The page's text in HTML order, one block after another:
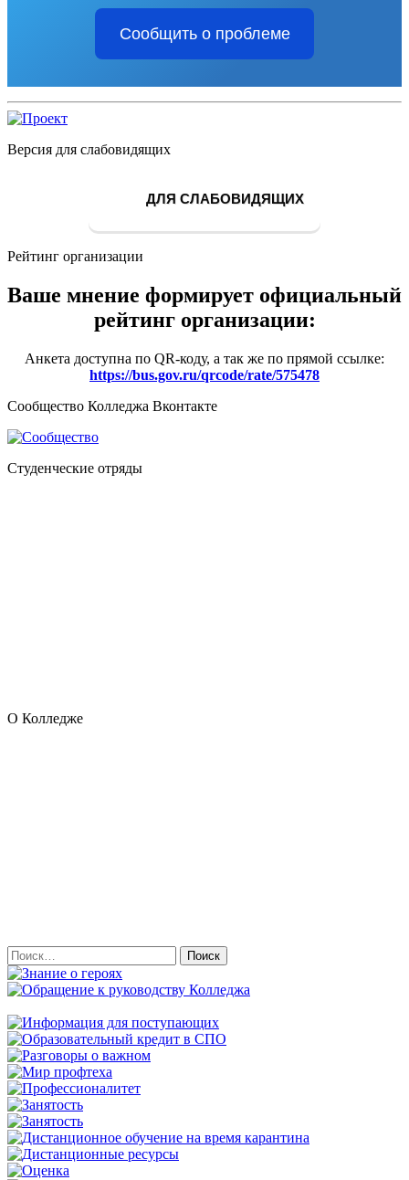
Сообщить о проблеме
Версия для слабовидящих
ДЛЯ СЛАБОВИДЯЩИХ
Рейтинг организации
Ваше мнение формирует официальный
рейтинг организации:
Анкета доступна по QR-коду, а так же по прямой ссылке:
https://bus.gov.ru/qrcode/rate/575478
Сообщество Колледжа Вконтакте
Студенческие отряды
О Колледже
Найти: